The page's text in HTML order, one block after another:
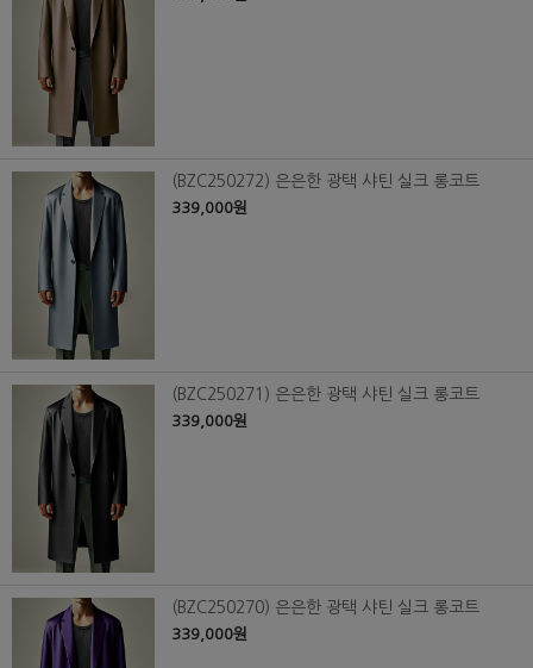
(BZC250272) 은은한 광택 샤틴 실크 롱코트
339,000원
(BZC250271) 은은한 광택 샤틴 실크 롱코트
339,000원
(BZC250270) 은은한 광택 샤틴 실크 롱코트
339,000원